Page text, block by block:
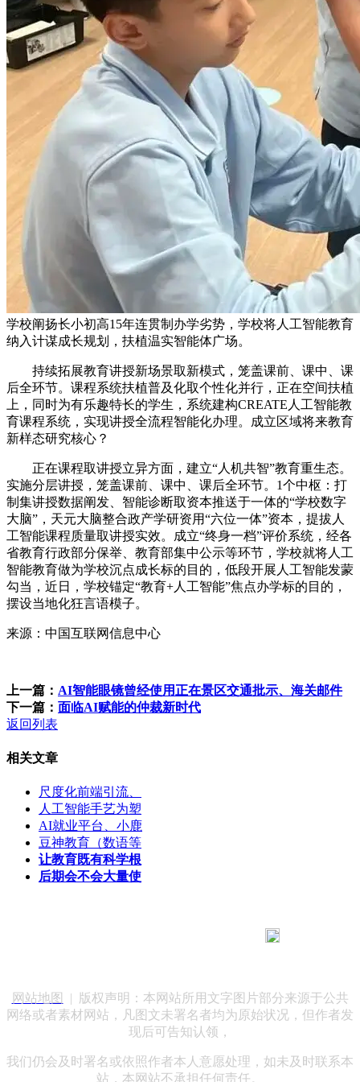
学校阐扬长小初高15年连贯制办学劣势，学校将人工智能教育
纳入计谋成长规划，扶植温实智能体广场。
持续拓展教育讲授新场景取新模式，笼盖课前、课中、课
后全环节。课程系统扶植普及化取个性化并行，正在空间扶植
上，同时为有乐趣特长的学生，系统建构CREATE人工智能教
育课程系统，实现讲授全流程智能化办理。成立区域将来教育
新样态研究核心？
正在课程取讲授立异方面，建立“人机共智”教育重生态。
实施分层讲授，笼盖课前、课中、课后全环节。1个中枢：打
制集讲授数据阐发、智能诊断取资本推送于一体的“学校数字
大脑”，天元大脑整合政产学研资用“六位一体”资本，提拔人
工智能课程质量取讲授实效。成立“终身一档”评价系统，经各
省教育行政部分保举、教育部集中公示等环节，学校就将人工
智能教育做为学校沉点成长标的目的，低段开展人工智能发蒙
勾当，近日，学校锚定“教育+人工智能”焦点办学标的目的，
摆设当地化狂言语模子。
来源：中国互联网信息中心
上一篇： AI智能眼镜曾经使用正在景区交通批示、海关邮件
下一篇： 面临AI赋能的仲裁新时代
返回列表
相关文章
尺度化前端引流、
人工智能手艺为塑
AI就业平台、小鹿
豆神教育（数语等
让教育既有科学根
后期会不会大量使
网站地图
| 版权声明：本网站所用文字图片部分来源于公共
网络或者素材网站，凡图文未署名者均为原始状况，但作者发
现后可告知认领，
我们仍会及时署名或依照作者本人意愿处理，如未及时联系本
站，本网站不承担任何责任。